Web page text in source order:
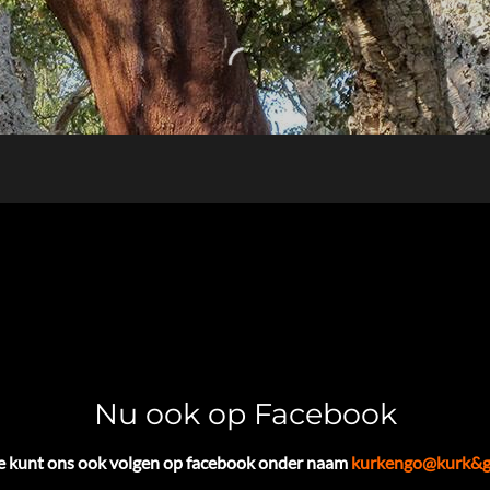
Nu ook op Facebook
kunt ons ook volgen op facebook onder naam